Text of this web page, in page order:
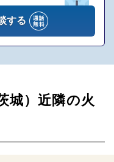
する
城）近隣の火